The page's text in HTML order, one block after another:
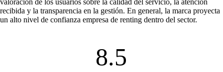
valoración de los usuarios sobre la calidad del servicio, la atención
recibida y la transparencia en la gestión. En general, la marca proyecta
un alto nivel de confianza empresa de renting dentro del sector.
8.5